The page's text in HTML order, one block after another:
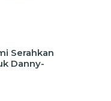
Serahkan
Danny-